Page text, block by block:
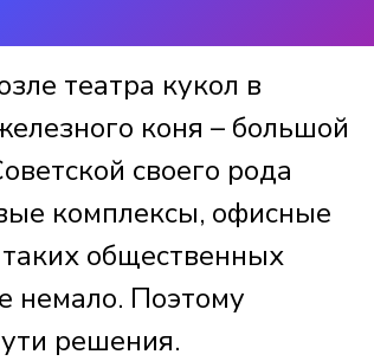
театра кукол в
коня – большой
своего рода
комплексы, офисные
общественных
немало. Поэтому
решения.